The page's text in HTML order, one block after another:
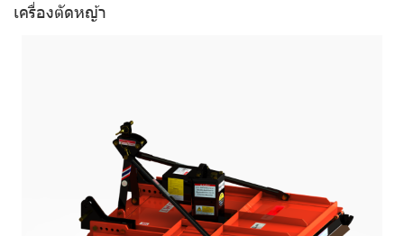
เครื่องตัดหญ้า